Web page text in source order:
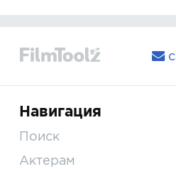
Навигация
Поиск
Актерам